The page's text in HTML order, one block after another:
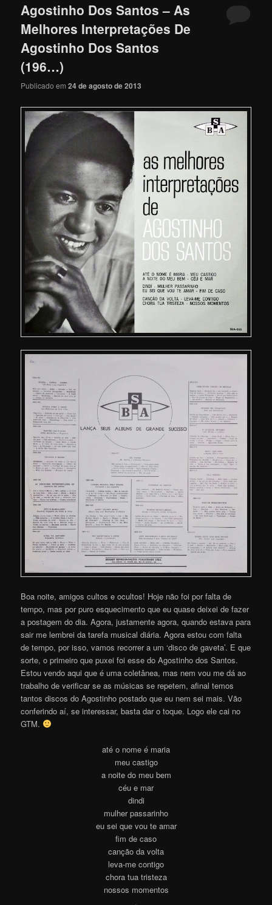
Agostinho Dos Santos – As
Melhores Interpretações De
Agostinho Dos Santos
(196…)
Publicado em24 de agosto de 2013
Boa noite, amigos cultos e ocultos! Hoje não foi por falta de
tempo, mas por puro esquecimento que eu quase deixei de fazer
a postagem do dia. Agora, justamente agora, quando estava para
sair me lembrei da tarefa musical diária. Agora estou com falta
de tempo, por isso, vamos recorrer a um ‘disco de gaveta’. E que
sorte, o primeiro que puxei foi esse do Agostinho dos Santos.
Estou vendo aqui que é uma coletânea, mas nem vou me dá ao
trabalho de verificar se as músicas se repetem, afinal temos
tantos discos do Agostinho postado que eu nem sei mais. Vão
conferindo aí, se interessar, basta dar o toque. Logo ele cai no
GTM.
até o nome é maria
meu castigo
a noite do meu bem
céu e mar
dindi
mulher passarinho
eu sei que vou te amar
fim de caso
canção da volta
leva-me contigo
chora tua tristeza
nossos momentos
.